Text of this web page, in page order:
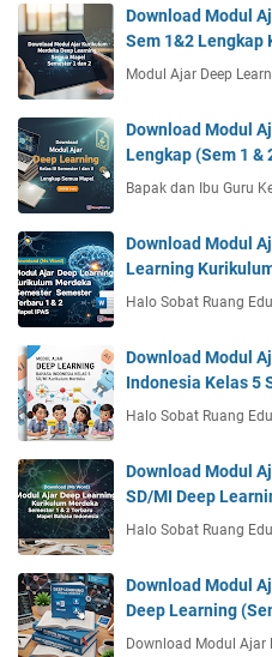
Download Modul
Sem 1&2 Lengkap
Modul Ajar Deep
Download Modul
Lengkap (Sem 1 &
Bapak dan Ibu Guru
Download Modul
Learning
Halo Sobat Ruang
Download Modul
Indonesia Kelas 5
Halo Sobat Ruang
Download Modul
SD/MI Deep
Halo Sobat Ruang
Download Modul
Deep Learning
Download Modul Ajar